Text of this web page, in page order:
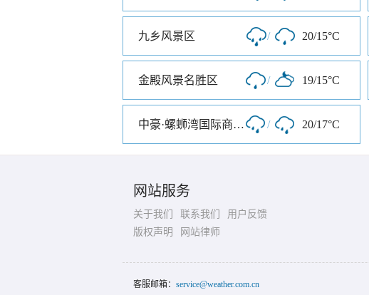
九乡风景区 / 20/15°C
金殿风景名胜区 / 19/15°C
中豪·螺蛳湾国际商贸城 / 20/17°C
网站服务
关于我们 联系我们
用户反馈
版权声明
网站律师
客服邮箱： service@weather.com.cn